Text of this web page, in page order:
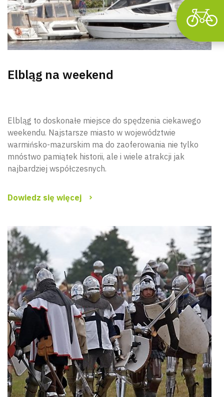
Elbląg na weekend
Elbląg to doskonałe miejsce do spędzenia ciekawego
weekendu. Najstarsze miasto w województwie
warmińsko-mazurskim ma do zaoferowania nie tylko
mnóstwo pamiątek historii, ale i wiele atrakcji jak
najbardziej współczesnych.
Dowiedz się więcej